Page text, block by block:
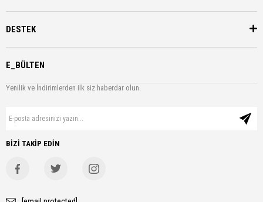
DESTEK
E_BÜLTEN
Yenilik ve İndirimlerden ilk siz haberdar olun.
BİZİ TAKİP EDİN